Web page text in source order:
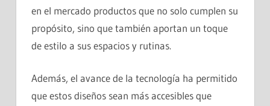
en el mercado productos que no solo cumplen su
propósito, sino que también aportan un toque
de estilo a sus espacios y rutinas.
Además, el avance de la tecnología ha permitido
que estos diseños sean más accesibles que